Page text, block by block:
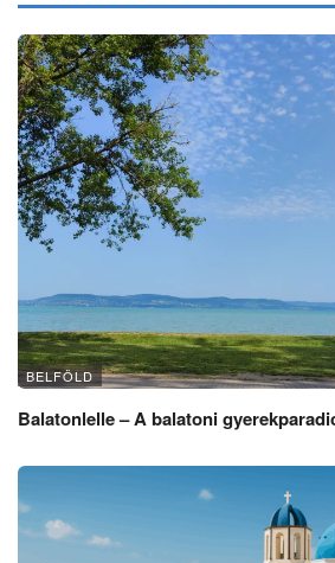
BELFÖLD
Balatonlelle – A balatoni